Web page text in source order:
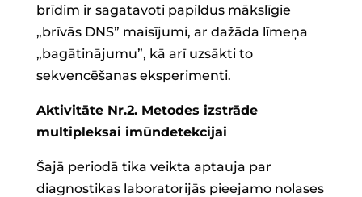
brīdim ir sagatavoti papildus mākslīgie
„brīvās DNS” maisījumi, ar dažāda līmeņa
„bagātinājumu”, kā arī uzsākti to
sekvencēšanas eksperimenti.
Aktivitāte Nr.2. Metodes izstrāde
multipleksai imūndetekcijai
Šajā periodā tika veikta aptauja par
diagnostikas laboratorijās pieejamo nolases